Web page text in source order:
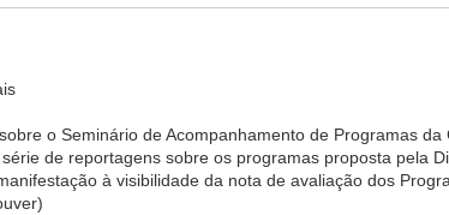
o Seminário de Acompanhamento de Programas da
de reportagens sobre os programas proposta pela
à visibilidade da nota de avaliação dos